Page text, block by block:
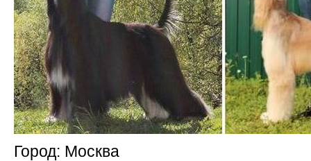
Город: Москва